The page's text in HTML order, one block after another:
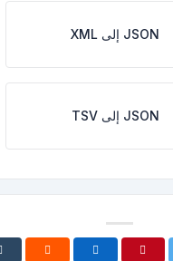
JSON إلى XML
JSON إلى TSV